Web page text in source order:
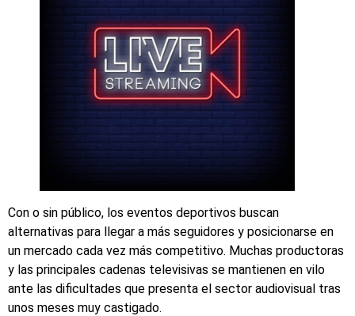
Con o sin público, los eventos deportivos buscan
alternativas para llegar a más seguidores y posicionarse en
un mercado cada vez más competitivo. Muchas productoras
y las principales cadenas televisivas se mantienen en vilo
ante las dificultades que presenta el sector audiovisual tras
unos meses muy castigado.